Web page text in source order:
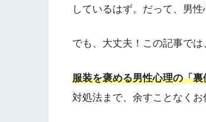
しているはず。だって、男
でも、大丈夫！この記事で
服装を褒める男性心理の「裏
対処法まで、余すことなくお